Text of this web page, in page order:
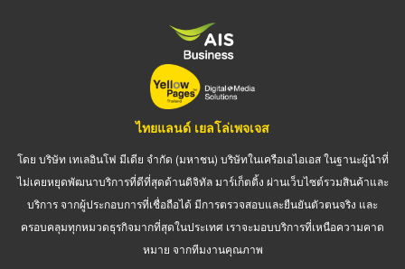
ไทยแลนด์ เยลโล่เพจเจส
โดย บริษัท เทเลอินโฟ มีเดีย จำกัด (มหาชน) บริษัทในเครือเอไอเอส ในฐานะผู้นำที่
ไม่เคยหยุดพัฒนาบริการที่ดีที่สุดด้านดิจิทัล มาร์เก็ตติ้ง ผ่านเว็บไซต์รวมสินค้าและ
บริการ จากผู้ประกอบการที่เชื่อถือได้ มีการตรวจสอบและยืนยันตัวตนจริง และ
ครอบคลุมทุกหมวดธุรกิจมากที่สุดในประเทศ เราจะมอบบริการที่เหนือความคาด
หมาย จากทีมงานคุณภาพ